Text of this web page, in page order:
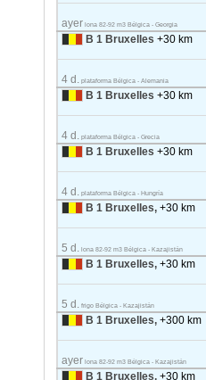
ayer lona 82-92 m3 Bélgica - Georgia
B 1 Bruxelles +30 km
4 d. plataforma Bélgica - Alemania
B 1 Bruxelles +30 km
4 d. plataforma Bélgica - Grecia
B 1 Bruxelles +30 km
4 d. plataforma Bélgica - Hungría
B 1 Bruxelles, +30 km
5 d. lona 82-92 m3 Bélgica - Kazajistán
B 1 Bruxelles, +30 km
5 d. frigo Bélgica - Kazajistán
B 1 Bruxelles, +300 km
ayer lona 82-92 m3 Bélgica - Kazajistán
B 1 Bruxelles, +30 km